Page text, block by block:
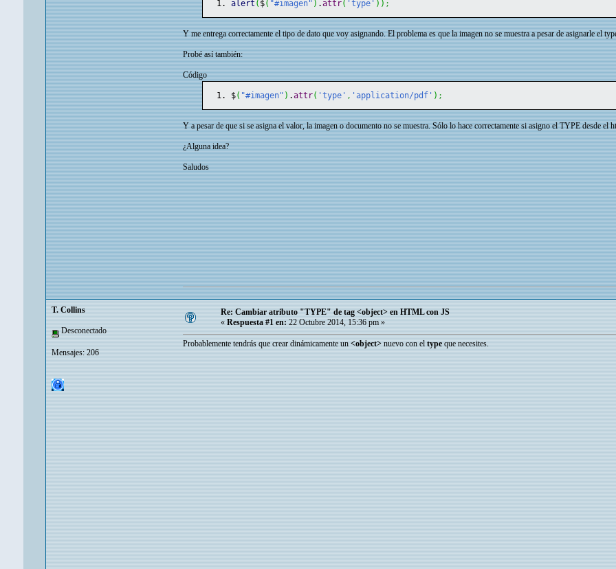
alert ( $( "#imagen" ) .attr( 'type' ) ) ;
Y me entrega correctamente el tipo de dato que voy asignando. El problema es que la imagen no se muestra a pesar de asignarle el
Probé así también:
Código
$( "#imagen" ) .attr( 'type' , 'application/pdf' ) ;
Y a pesar de que si se asigna el valor, la imagen o documento no se muestra. Sólo lo hace correctamente si asigno el TYPE desde el
¿Alguna idea?
Saludos
T. Collins
Desconectado
Mensajes: 206
Re: Cambiar atributo "TYPE" de tag <object> en HTML con JS
« Respuesta #1 en: 22 Octubre 2014, 15:36 pm »
Probablemente tendrás que crear dinámicamente un <object> nuevo con el type que necesites.